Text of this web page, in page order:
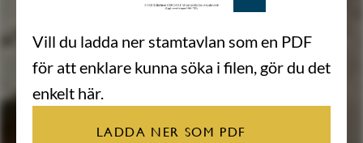
Vill du ladda ner stamtavlan som en PDF
för att enklare kunna söka i filen, gör du det
enkelt här.
LADDA NER SOM PDF